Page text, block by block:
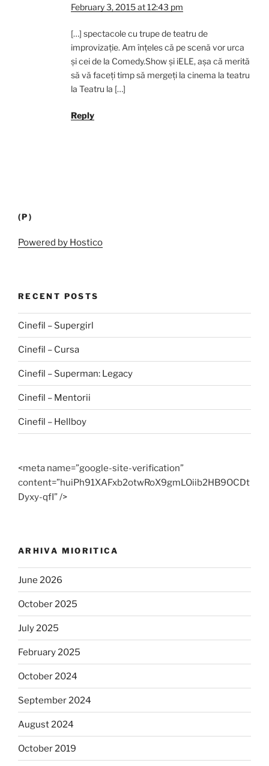
February 3, 2015 at 12:43 pm
[…] spectacole cu trupe de teatru de
improvizație. Am înțeles că pe scenă vor urca
și cei de la Comedy.Show și iELE, așa că merită
să vă faceți timp să mergeți la cinema la teatru
la Teatru la […]
Reply
(P)
Powered by Hostico
RECENT POSTS
Cinefil – Supergirl
Cinefil – Cursa
Cinefil – Superman: Legacy
Cinefil – Mentorii
Cinefil – Hellboy
<meta name=”google-site-verification”
content=”huiPh91XAFxb2otwRoX9gmLOiib2HB9OCDt
Dyxy-qfI” />
ARHIVA MIORITICA
June 2026
October 2025
July 2025
February 2025
October 2024
September 2024
August 2024
October 2019